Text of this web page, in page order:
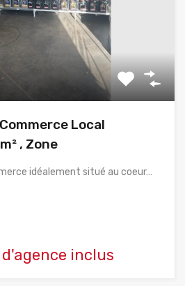
Local
, Zone
idéalement situé au coeur…
inclus